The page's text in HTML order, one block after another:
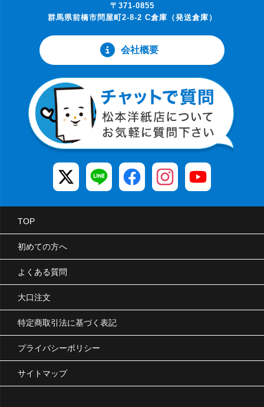
〒371-0855
群馬県前橋市問屋町2-8-2 C倉庫（発送倉庫）
会社概要
TOP
初めての方へ
よくある質問
大口注文
特定商取引法に基づく表記
プライバシーポリシー
サイトマップ